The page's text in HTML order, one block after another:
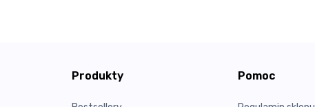
Produkty Pomoc